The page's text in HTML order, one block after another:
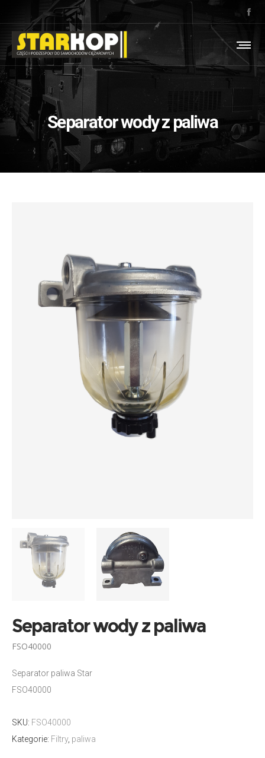
Separator wody z paliwa
Separator wody z paliwa
FSO40000
Separator paliwa Star
FSO40000
SKU: FSO40000
Kategorie: Filtry, paliwa